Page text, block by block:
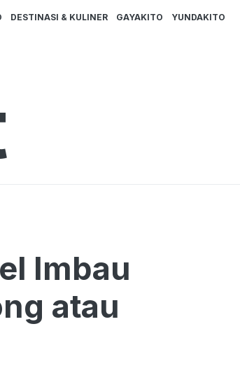
DESTINASI & KULINER GAYAKITO YUNDAKITO
Imbau
atau